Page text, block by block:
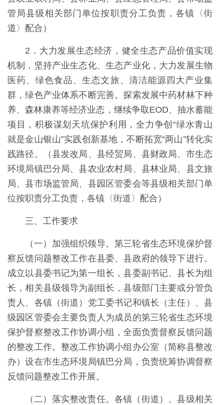
管局县级相关部门单位按职责分工负责，各镇〈街
道〉配合）
2．大力发展生态经济，健全生态产品价值实现
机制，坚持产业生态化、生态产业化，大力发展生物
医药、绿色食品、生态文旅、清洁能源四大产业集
群，绿色产业体系不断完善。探索发展中药材林下种
养、森林康养等经济业态，继续争取EOD、抽水蓄能
项目，积极谋划天坑保护利用，全力争创“绿水青山
就是金山银山”实践创新基地，不断拓宽“两山”转化实
践路径。（县发改局、县经贸局、县财政局、市生态
环境局镇巴分局、县农业农村局、县林业局、县文旅
局、县市场监管局、县园区管委会等县级相关部门单
位按职责分工负责，各镇〈街道〉配合）
三、工作要求
（一）加强组织领导。第三轮省生态环境保护督
察反馈问题整改工作在县委、县政府的领导下进行。
成立以县委书记为第一组长，县委副书记、县长为组
长，相关县级领导为副组长，县级部门主要或分管负
责人、各镇（街道）党工委书记和镇长（主任）、县
级园区管委会主要负责人为成员的第三轮省生态环境
保护督察整改工作协调小组，全面负责督察反馈问题
的整改工作。整改工作协调小组办公室（简称县整改
办）设在市生态环境局镇巴分局，负责统筹协调督察
反馈问题整改工作开展。
（二）落实整改责任。各镇（街道）、县级相关